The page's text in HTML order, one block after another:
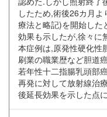
したため,術後26カ月
療法と略記)を開始した
効果も示したが,徐々に
本症例は,原発性硬化性
刷業の職業歴など胆道
若年性十二指腸乳頭部
再発に対して放射線治
後延長効果を示した点